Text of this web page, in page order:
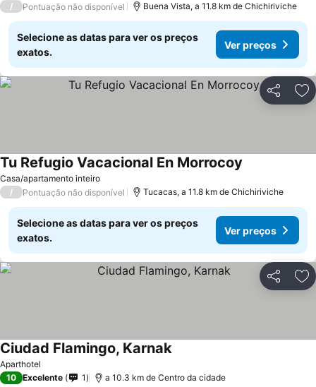
/ Pontuação não disponível Buena Vista, a 11.8 km de Chichiriviche
Selecione as datas para ver os preços
exatos.
Ver preços
Partilhar
Casa/apartamento inteiro
Tu Refugio Vacacional En Morrocoy
/ Pontuação não disponível Tucacas, a 11.8 km de Chichiriviche
Selecione as datas para ver os preços
exatos.
Ver preços
Partilhar
Aparthotel
Ciudad Flamingo, Karnak
10 Excelente 1 a 10.3 km de Centro da cidade